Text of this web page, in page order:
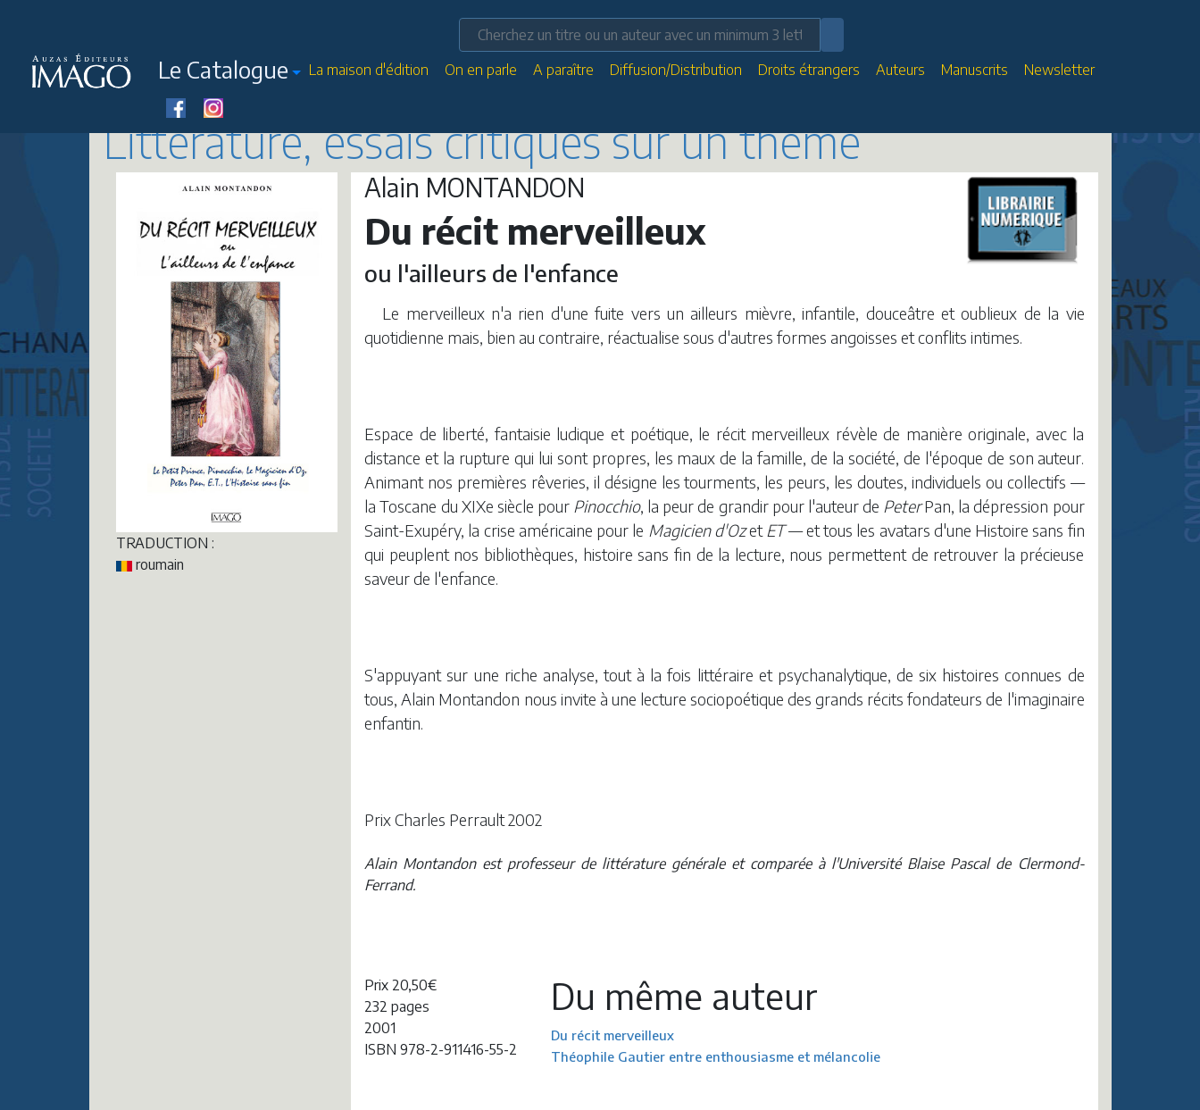
Le Catalogue La maison d'édition On en parle A paraître Diffusion/Distribution Droits étrangers Auteurs Manuscrits Newsletter
Littérature, essais critiques sur un thème
TRADUCTION :
roumain
Alain MONTANDON
Du récit merveilleux
ou l'ailleurs de l'enfance
Le merveilleux n'a rien d'une fuite vers un ailleurs mièvre, infantile, douceâtre et oublieux de la vie
quotidienne mais, bien au contraire, réactualise sous d'autres formes angoisses et conflits intimes.
Espace de liberté, fantaisie ludique et poétique, le récit merveilleux révèle de manière originale, avec la
distance et la rupture qui lui sont propres, les maux de la famille, de la société, de l'époque de son auteur.
Animant nos premières rêveries, il désigne les tourments, les peurs, les doutes, individuels ou collectifs —
la Toscane du XIXe siècle pour Pinocchio, la peur de grandir pour l'auteur de PeterPan, la dépression pour
Saint-Exupéry, la crise américaine pour le Magicien d'Ozet ET— et tous les avatars d'une Histoire sans fin
qui peuplent nos bibliothèques, histoire sans fin de la lecture, nous permettent de retrouver la précieuse
saveur de l'enfance.
S'appuyant sur une riche analyse, tout à la fois littéraire et psychanalytique, de six histoires connues de
tous, Alain Montandon nous invite à une lecture sociopoétique des grands récits fondateurs de l'imaginaire
enfantin.
Prix Charles Perrault 2002
Alain Montandon est professeur de littérature générale et comparée à l'Université Blaise Pascal de Clermond-
Ferrand.
Prix 20,50€
232 pages
2001
ISBN 978-2-911416-55-2
Du même auteur
Du récit merveilleux
Théophile Gautier entre enthousiasme et mélancolie